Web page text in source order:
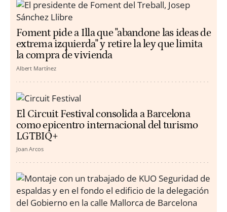
Foment pide a Illa que "abandone las ideas de
extrema izquierda" y retire la ley que limita
la compra de vivienda
Albert Martínez
El Circuit Festival consolida a Barcelona
como epicentro internacional del turismo
LGTBIQ+
Joan Arcos